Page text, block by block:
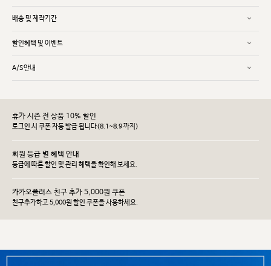
배송 및 제작기간
할인혜택 및 이벤트
A/S안내
휴가 시즌 전 상품 10% 할인
로그인 시 쿠폰 자동 발급 됩니다(8.1~8.9 까지)
회원 등급 별 혜택 안내
등급에 따른 할인 및 관리 헤택을 확인해 보세요.
카카오플러스 친구 추가 5,000원 쿠폰
친구추가하고 5,000원 할인 쿠폰을 사용하세요.